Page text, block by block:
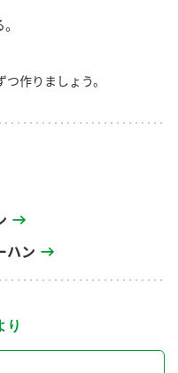
作りましょう。
ハン
り